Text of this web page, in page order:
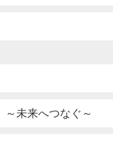
未来へつなぐ～